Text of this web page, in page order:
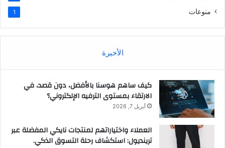
منوعات 1
الأخيرة
كيف ساهم هوسنا بالأفضل، دون قصد، في
الارتقاء بمستوى الترفيه الإلكتروني؟
أبريل 7, 2026
العملاء واختياراتهم لمنتجات نايكي المفضلة عبر
ترينديول: استكشاف رحلة التسوق الذكي.